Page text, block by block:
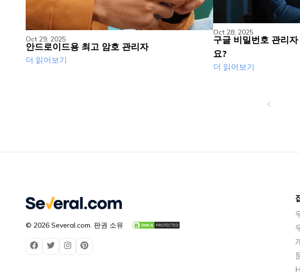
Oct 29, 2025
안드로이드용 최고 암호 관리자
더 읽어보기
Oct 28, 2025
구글 비밀번호 관리
요?
더 읽어보기
© 2026 Several.com. 판권 소유